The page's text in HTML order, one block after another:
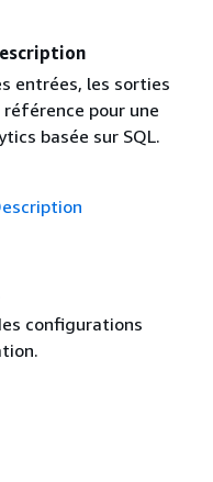
entrées, les sorties
pour une
basée sur SQL.
configurations